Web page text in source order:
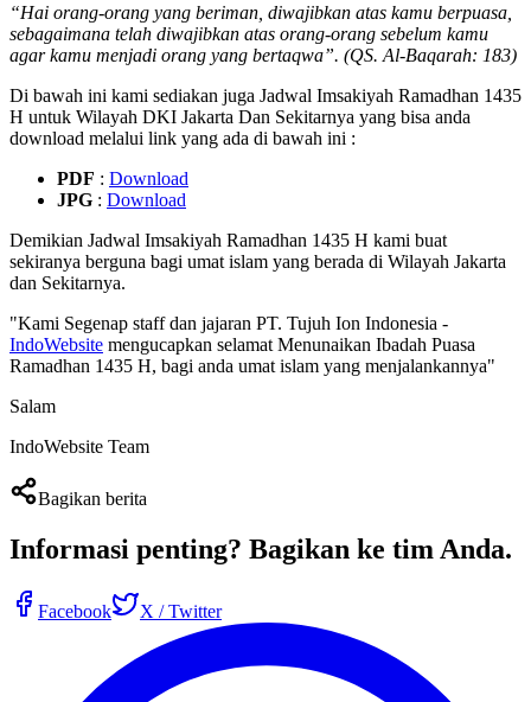
“Hai orang-orang yang beriman, diwajibkan atas kamu berpuasa,
sebagaimana telah diwajibkan atas orang-orang sebelum kamu
agar kamu menjadi orang yang bertaqwa”. (QS. Al-Baqarah: 183)
Di bawah ini kami sediakan juga Jadwal Imsakiyah Ramadhan 1435
H untuk Wilayah DKI Jakarta Dan Sekitarnya yang bisa anda
download melalui link yang ada di bawah ini :
PDF : Download
JPG : Download
Demikian Jadwal Imsakiyah Ramadhan 1435 H kami buat
sekiranya berguna bagi umat islam yang berada di Wilayah Jakarta
dan Sekitarnya.
"Kami Segenap staff dan jajaran PT. Tujuh Ion Indonesia -
IndoWebsite mengucapkan selamat Menunaikan Ibadah Puasa
Ramadhan 1435 H, bagi anda umat islam yang menjalankannya"
Salam
IndoWebsite Team
Bagikan berita
Informasi penting? Bagikan ke tim Anda.
Facebook X / Twitter